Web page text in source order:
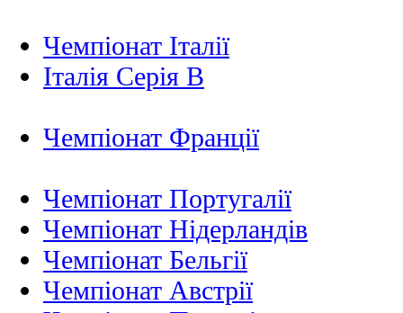
Чемпіонат Італії
Італія Серія B
Чемпіонат Франції
Чемпіонат Португалії
Чемпіонат Нідерландiв
Чемпіонат Бельгії
Чемпіонат Австрії